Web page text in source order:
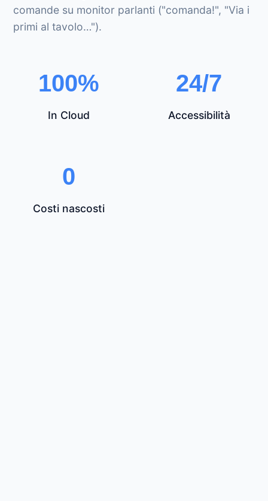
comande su monitor parlanti ("comanda!", "Via i
primi al tavolo…").
100%
In Cloud
24/7
Accessibilità
0
Costi nascosti